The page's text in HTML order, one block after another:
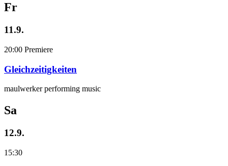
Fr
11.9.
20:00 Premiere
Gleichzeitigkeiten
maulwerker performing music
Sa
12.9.
15:30